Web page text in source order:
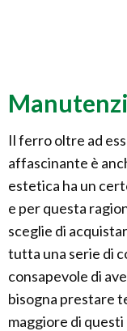
Il ferro oltre ad
affascinante è
estetica ha un
e per questa
sceglie di
tutta una serie di
consapevole di
bisogna prestare
maggiore di